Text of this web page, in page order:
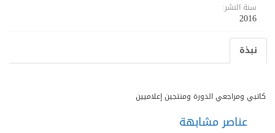
سنة النشر:
2016
نبذة
كاتبي ومراجعي الدورة ومنتجين إعلاميين
عناصر مشابهة